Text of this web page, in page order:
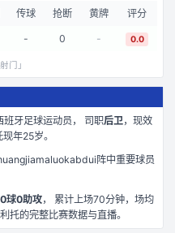
传球 抢断 黄牌 评分
- 0 - 0.0
门」
班牙足球运动员， 司职后卫 ，现效
现年25岁。
阵中重要球员
0球0助攻， 累计上场70分钟，场均
托的完整比赛数据与直播。